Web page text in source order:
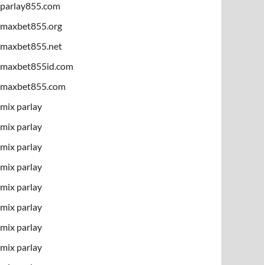
parlay855.com
maxbet855.org
maxbet855.net
maxbet855id.com
maxbet855.com
mix parlay
mix parlay
mix parlay
mix parlay
mix parlay
mix parlay
mix parlay
mix parlay